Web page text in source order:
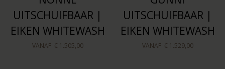
UITSCHUIFBAAR |
EIKEN WHITEWASH
VANAF € 1.505,00
UITSCHUIFBAAR |
EIKEN WHITEWASH
VANAF € 1.529,00